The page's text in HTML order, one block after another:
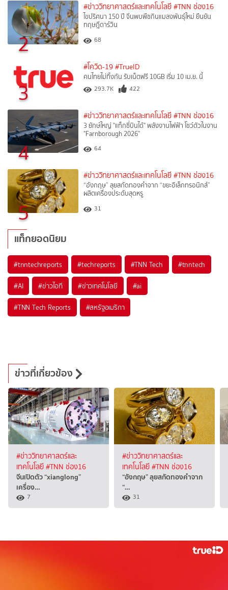
2
#ข่าววิทยาศาสตร์และเทคโนโลยี #TNN ช่อง16
ไขปริศนา 150 ปี จีนพบพืชกินแมลงพันธุ์ใหม่ ยืนยัน
ทฤษฎีดาร์วิน
68
3
#โควิด-19 #TrueID
คนไทยไม่ทิ้งกัน รับเน็ตฟรี 10GB เริ่ม 10 เม.ย. นี้
293.7K 422
4
#ข่าววิทยาศาสตร์และเทคโนโลยี #TNN ช่อง16
3 ยักษ์ใหญ่ "แท็กซี่บินได้" พลังงานไฟฟ้า โชว์ตัวในงาน
"Farnborough 2026"
64
5
#ข่าววิทยาศาสตร์และเทคโนโลยี #TNN ช่อง16
“อังกฤษ” ลุยสกัดทองคำจาก “ขยะอิเล็กทรอนิกส์”
ผลิตเครื่องประดับสุดหรู
31
แท็กยอดนิยม
#tnntechreports #techreports #TNN Tech #tnntech
#AI #ข่าวไอที #ข่าวเทคโนโลยี #ai
#TNN Tech Reports #สหรัฐอเมริกา
ข่าวที่เกี่ยวข้อง
#ข่าววิทยาศาสตร์และ
เทคโนโลยี#TNN ช่อง16
จีนเปิดตัว “xianglong”
เครื่อง…
7
#ข่าววิทยาศาสตร์และ
เทคโนโลยี#TNN ช่อง16
“อังกฤษ” ลุยสกัดทองคำจาก
“…
31